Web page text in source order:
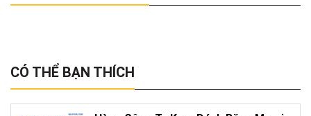
CÓ THỂ BẠN THÍCH